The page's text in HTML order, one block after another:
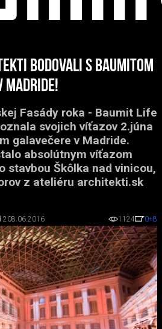
bodovali s Baumitom
Madride!
Fasády roka - Baumit Life
svojich víťazov 2.júna
galavečere v Madride.
absolútnym víťazom
stavbou Škôlka nad vinicou,
z ateliéru architekti.sk
208.06.2016 1124 0+8